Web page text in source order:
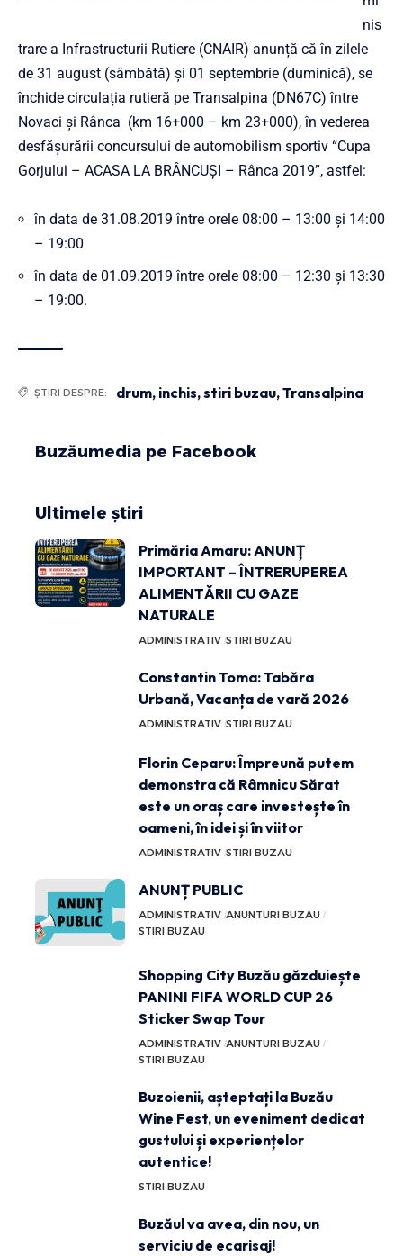
nis
trare a Infrastructurii Rutiere (CNAIR) anunță că în zilele
de 31 august (sâmbătă) și 01 septembrie (duminică), se
închide circulația rutieră pe Transalpina (DN67C) între
Novaci și Rânca (km 16+000 – km 23+000), în vederea
desfășurării concursului de automobilism sportiv “Cupa
Gorjului – ACASA LA BRÂNCUȘI – Rânca 2019”, astfel:
în data de 31.08.2019 între orele 08:00 – 13:00 și 14:00
– 19:00
în data de 01.09.2019 între orele 08:00 – 12:30 și 13:30
– 19:00.
ȘTIRI DESPRE: drum, inchis,stiri buzau,Transalpina
Buzăumedia pe Facebook
Ultimele știri
Primăria Amaru: ANUNȚ
IMPORTANT – ÎNTRERUPEREA
ALIMENTĂRII CU GAZE
NATURALE
ADMINISTRATIV STIRI BUZAU
Constantin Toma: Tabăra
Urbană, Vacanța de vară 2026
ADMINISTRATIV STIRI BUZAU
Florin Ceparu: Împreună putem
demonstra că Râmnicu Sărat
este un oraș care investește în
oameni, în idei și în viitor
ADMINISTRATIV STIRI BUZAU
ANUNȚ PUBLIC
ADMINISTRATIV ANUNTURI BUZAU
STIRI BUZAU
Shopping City Buzău găzduiește
PANINI FIFA WORLD CUP 26
Sticker Swap Tour
ADMINISTRATIV ANUNTURI BUZAU
STIRI BUZAU
Buzoienii, așteptați la Buzău
Wine Fest, un eveniment dedicat
gustului și experiențelor
autentice!
STIRI BUZAU
Buzăul va avea, din nou, un
serviciu de ecarisaj!